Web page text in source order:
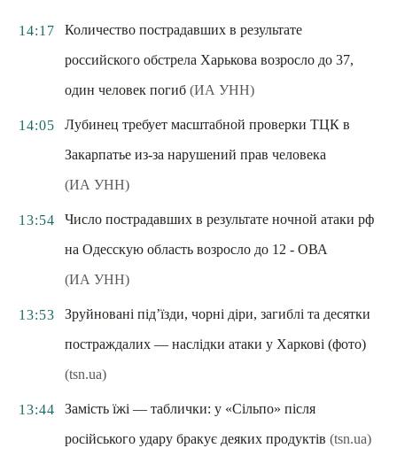
14:17
Количество пострадавших в результате
российского обстрела Харькова возросло до 37,
один человек погиб (ИА УНН)
14:05
Лубинец требует масштабной проверки ТЦК в
Закарпатье из-за нарушений прав человека
(ИА УНН)
13:54
Число пострадавших в результате ночной атаки рф
на Одесскую область возросло до 12 - ОВА
(ИА УНН)
13:53
Зруйновані під’їзди, чорні діри, загиблі та десятки
постраждалих — наслідки атаки у Харкові (фото)
(tsn.ua)
13:44
Замість їжі — таблички: у «Сільпо» після
російського удару бракує деяких продуктів (tsn.ua)